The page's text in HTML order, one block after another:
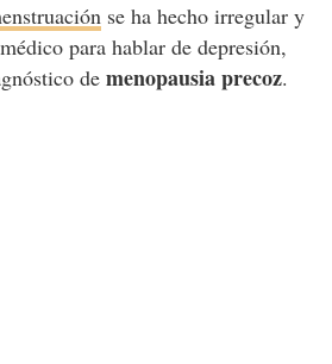
se ha hecho irregular y
para hablar de depresión,
de menopausia precoz.